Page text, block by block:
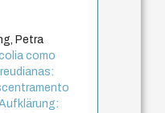
Petra
como